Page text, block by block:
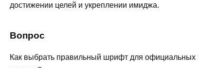
достижении целей и укреплении имиджа.
Вопрос
Как выбрать правильный шрифт для официальных